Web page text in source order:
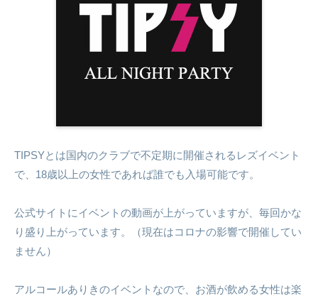
TIPSYとは国内のクラブで不定期に開催されるレズイベント
で、18歳以上の女性であれば誰でも入場可能です。
公式サイトにイベントの動画が上がっていますが、毎回かな
り盛り上がっています。（現在はコロナの影響で開催してい
ません）
アルコールありきのイベントなので、お酒が飲める女性は楽